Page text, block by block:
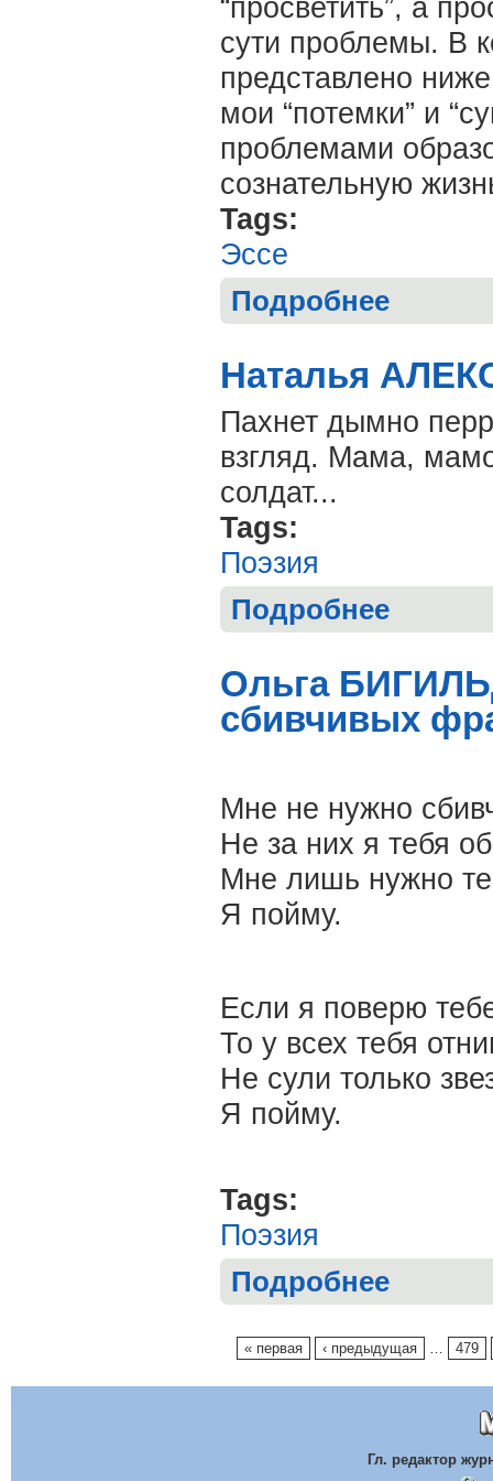
“просветить”, а
сути проблемы. В
представлено
мои “потемки” и
проблемами
сознательную
Tags:
Эссе
Подробнее
Наталья
Пахнет дымно
взгляд. Мама,
солдат...
Tags:
Поэзия
Подробнее
Ольга
сбивчивых
Мне не нужно
Не за них я тебя
Мне лишь нужно
Я пойму.
Если я поверю
То у всех тебя
Не сули только
Я пойму.
Tags:
Поэзия
Подробнее
Страницы
« первая ‹ предыдущая … 479
Гл. редактор